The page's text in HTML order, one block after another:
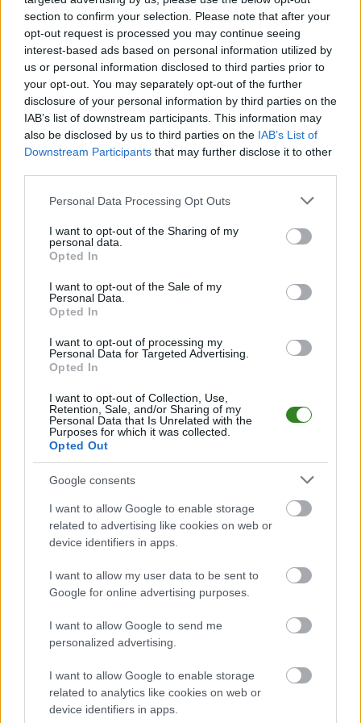
section to confirm your selection. Please note that after your
opt-out request is processed you may continue seeing
interest-based ads based on personal information utilized by
us or personal information disclosed to third parties prior to
your opt-out. You may separately opt-out of the further
disclosure of your personal information by third parties on the
IAB’s list of downstream participants. This information may
also be disclosed by us to third parties on the IAB’s List of
Downstream Participants that may further disclose it to other
Please note that this website/app uses one or more Google
not limited to your visit or usage behaviour. You may click to
grant or deny consent to Google and its third-party tags to
use your data for below specified purposes in below Google
consent section.
Personal Data Processing Opt Outs
I want to opt-out of the Sharing of my
personal data.
Opted In
I want to opt-out of the Sale of my
Personal Data.
Opted In
I want to opt-out of processing my
Personal Data for Targeted Advertising.
Opted In
I want to opt-out of Collection, Use,
Retention, Sale, and/or Sharing of my
Personal Data that Is Unrelated with the
Purposes for which it was collected.
Opted Out
Google consents
I want to allow Google to enable storage
related to advertising like cookies on web or
device identifiers in apps.
I want to allow my user data to be sent to
Google for online advertising purposes.
I want to allow Google to send me
personalized advertising.
I want to allow Google to enable storage
related to analytics like cookies on web or
device identifiers in apps.
ramach gr. K - MŚ 2026 (1. kolejki - gr. K (MŚ 2026)).
Na stroniePodkarpacieLive.plznajdzieszwynik meczu, strzelców
bramek, kartki, składy, statystyki i informacje o przebiegu
. To kompletne źródło danych dla kibiców i pasjonatów
lokalnej piłki nożnej. Jeżeli aktualnie nie widzisz tutaj danych z pewnością
pracujemy nad tym żeby je uzupełnić.
Wynik meczu Uzbekistan vs Kolumbia
Po zakończeniu spotkania automatycznie publikujemyoficjalny wynik
spotkania, a także dane meczowe, jeśli są dostępne.
Pełny harmonogram rozgrywek dostępny jest tutaj:gr. K - MŚ 2026 -
W miarę dostępności danych, publikujemy
składy wyjściowe,
rezerwowych, zmiany oraz listę strzelców bramek
aktualizujemy zależnie od poziomu ligi i dostępnych źródeł.
Śledź mecze swojej drużyny
Jeśli jesteś kibicem klubu Uzbekistan lub Kolumbia - zaglądaj tutaj
meczów, wynikach, transferach i newsach klubowych
.
PodkarpacieLive.pl to największa baza
meczów lokalnych drużyn
piłkarskich
bądź na bieżąco z wydarzeniami z boisk!
Analiza przed meczem: Uzbekistan vs Kolumbia
Uzbekistan - Kolumbia odbędzie się w ramach 1. kolejki - gr. K
(MŚ 2026). Spotkanie zostanie rozegrane w dniu 18 czerwca 2026.
2026. Poniżej znajdziesz aktualną tabelę grupy oraz ostatnie mecze obu
reprezentacji.
gr. K - MŚ 2026 - sytuacja w tabeli
Przed meczami 1. kolejki - gr. K (MŚ 2026) gospodarze (Uzbekistan)
4. miejscew tabeli. Goście (Kolumbia) plasują się na1. miejscu.
bramkowe.
Uzbekistan vs. Kolumbia - relacja, wynik na żywo, transmisja
Wynik meczu Uzbekistan - Kolumbia znajdziesz na naszej stronie zaraz po
jego zakończeniu. Jeżeli szukasz informacji meczowych, zajrzyj tutaj:
Uzbekistan vs. Kolumbia - wynik, składy, strzelcy
Jeżeli w internecie lub TV dostępna jest